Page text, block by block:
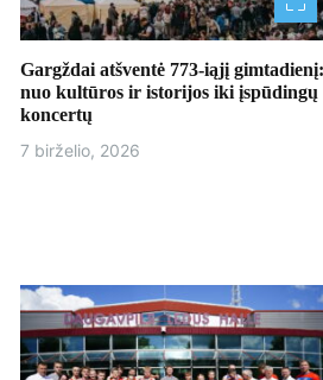
Gargždai atšventė 773-iąjį gimtadienį:
nuo kultūros ir istorijos iki įspūdingų
koncertų
7 birželio, 2026